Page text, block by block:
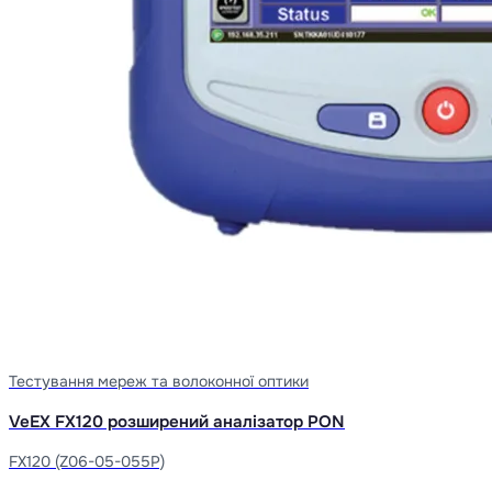
Тестування мереж та волоконної оптики
VeEX FX120 розширений аналізатор PON
FX120 (Z06-05-055P)